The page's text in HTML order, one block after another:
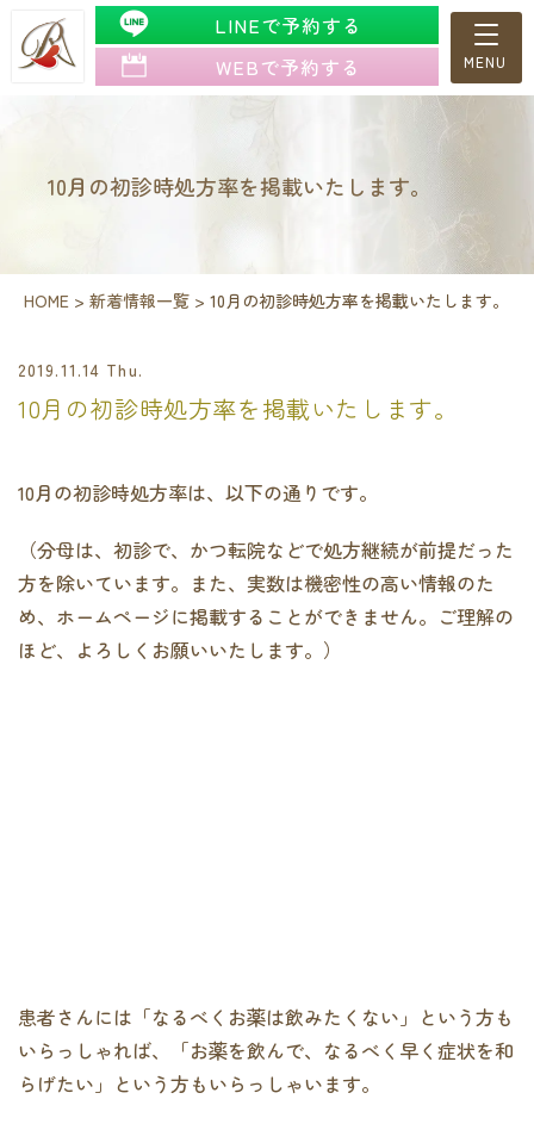
LINEで予約する
WEBで予約する
10月の初診時処方率を掲載いたします。
HOME > 新着情報一覧 > 10月の初診時処方率を掲載いたします。
2019.11.14 Thu.
10月の初診時処方率を掲載いたします。
10月の初診時処方率は、以下の通りです。
（分母は、初診で、かつ転院などで処方継続が前提だった
方を除いています。また、実数は機密性の高い情報のた
め、ホームページに掲載することができません。ご理解の
ほど、よろしくお願いいたします。）
患者さんには「なるべくお薬は飲みたくない」という方も
いらっしゃれば、「お薬を飲んで、なるべく早く症状を和
らげたい」という方もいらっしゃいます。